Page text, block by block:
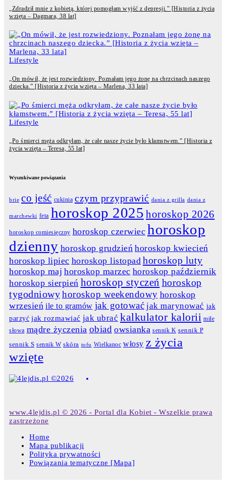
„Zdradził mnie z kobietą, której pomogłam wyjść z depresji.” [Historia z życia
wzięta – Dagmara, 38 lat]
Lifestyle
„On mówił, że jest rozwiedziony. Poznałam jego żonę na chrzcinach naszego
dziecka.” [Historia z życia wzięta – Marlena, 33 lata]
Lifestyle
„Po śmierci męża odkryłam, że całe nasze życie było kłamstwem.” [Historia z
życia wzięta – Teresa, 55 lat]
Wyszukiwane powiązania
brie co jeść cukinia czym przyprawić dania z grilla dania z
marchewki feta horoskop 2025 horoskop 2026
horoskop comiesięczny horoskop czerwiec horoskop
dzienny horoskop grudzień horoskop kwiecień
horoskop lipiec horoskop listopad horoskop luty
horoskop maj horoskop marzec horoskop październik
horoskop sierpień horoskop styczeń horoskop
tygodniowyhoroskop weekendowy horoskop
wrzesień ile to gramów jak gotować jak marynować jak
parzyć jak rozmawiać jak ubrać kalkulator kalorii miłe
słowa mądre życzenia obiad owsianka sennik K sennik P
sennik S sennik W skóra tofu Wielkanoc włosy z życia
wzięte
www.4lejdis.pl © 2026 - Portal dla Kobiet - Wszelkie prawa
zastrzeżone
Home
Mapa publikacji
Polityka prywatności
Powiązania tematyczne [Mapa]